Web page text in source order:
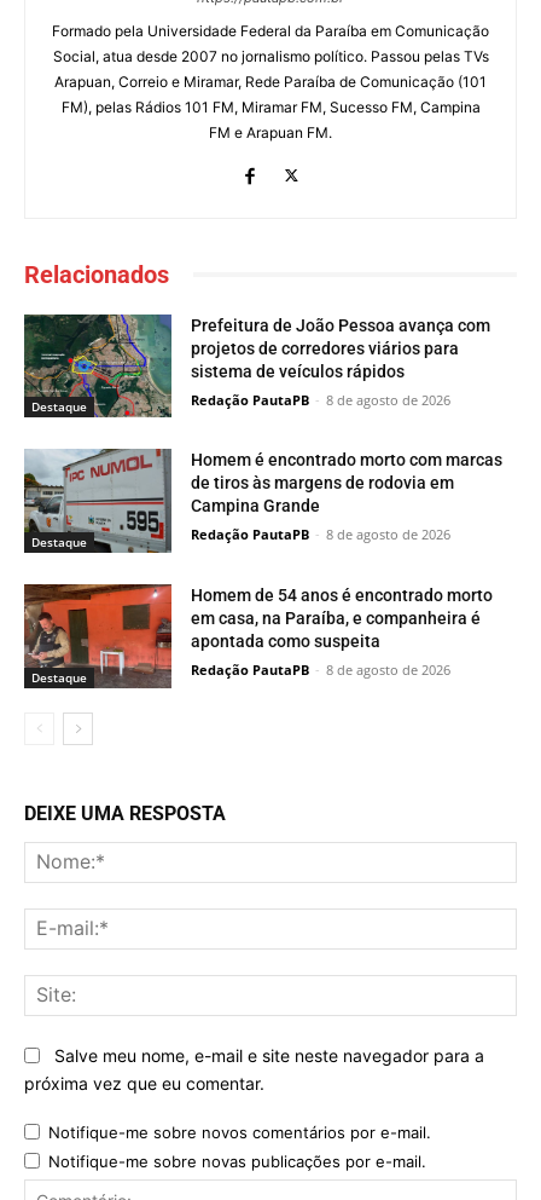
Formado pela Universidade Federal da Paraíba em Comunicação
Social, atua desde 2007 no jornalismo político. Passou pelas TVs
Arapuan, Correio e Miramar, Rede Paraíba de Comunicação (101
FM), pelas Rádios 101 FM, Miramar FM, Sucesso FM, Campina
FM e Arapuan FM.
Relacionados
Destaque
Prefeitura de João Pessoa avança com
projetos de corredores viários para
sistema de veículos rápidos
Redação PautaPB - 8 de agosto de 2026
Destaque
Homem é encontrado morto com marcas
de tiros às margens de rodovia em
Campina Grande
Redação PautaPB - 8 de agosto de 2026
Destaque
Homem de 54 anos é encontrado morto
em casa, na Paraíba, e companheira é
apontada como suspeita
Redação PautaPB - 8 de agosto de 2026
DEIXE UMA RESPOSTA
Salve meu nome, e-mail e site neste navegador para a
próxima vez que eu comentar.
Notifique-me sobre novos comentários por e-mail.
Notifique-me sobre novas publicações por e-mail.